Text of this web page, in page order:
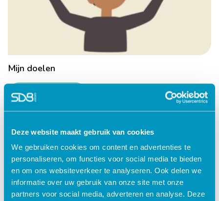
Deze website maakt gebruik van cookies
We gebruiken cookies om content en advertenties te
personaliseren, om functies voor social media te bieden
en om ons websiteverkeer te analyseren. Ook delen we
informatie over uw gebruik van onze site met onze
partners voor social media, adverteren en analyse. Deze
Mijn doelen
Lees verder